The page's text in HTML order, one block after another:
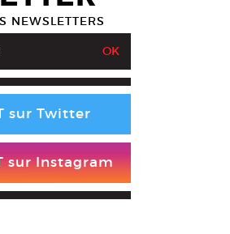
NEWSLETTERS
sur Twitter
sur Instagram